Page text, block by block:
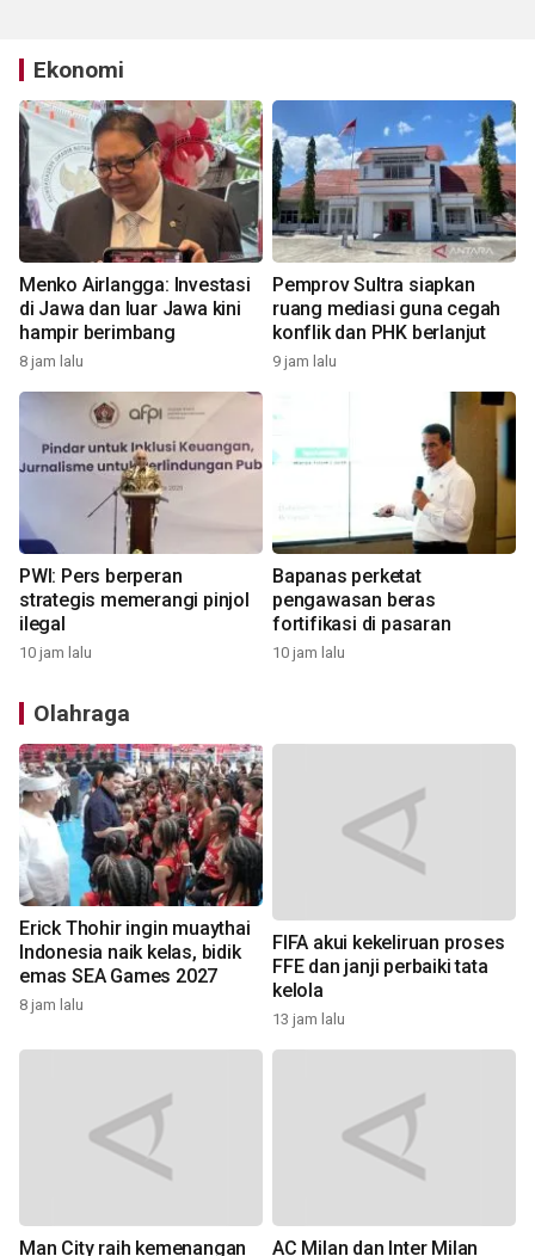
Ekonomi
Menko Airlangga: Investasi
di Jawa dan luar Jawa kini
hampir berimbang
8 jam lalu
Pemprov Sultra siapkan
ruang mediasi guna cegah
konflik dan PHK berlanjut
9 jam lalu
PWI: Pers berperan
strategis memerangi pinjol
ilegal
10 jam lalu
Bapanas perketat
pengawasan beras
fortifikasi di pasaran
10 jam lalu
Olahraga
Erick Thohir ingin muaythai
Indonesia naik kelas, bidik
emas SEA Games 2027
8 jam lalu
FIFA akui kekeliruan proses
FFE dan janji perbaiki tata
kelola
13 jam lalu
Man City raih kemenangan AC Milan dan Inter Milan